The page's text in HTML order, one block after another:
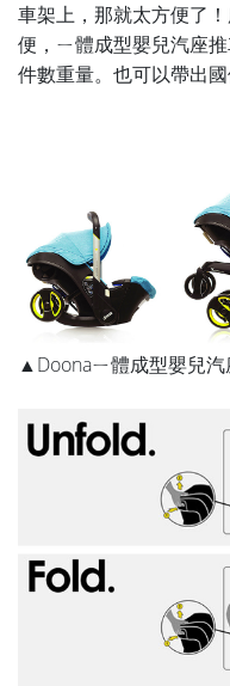
車架上，那就太方便了
便，ㄧ體成型嬰兒汽座
件數重量。也可以帶出國
▲Doonaㄧ體成型嬰兒汽